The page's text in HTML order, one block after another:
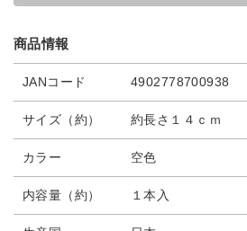
商品情報
JANコード 4902778700938
サイズ（約） 約長さ１４ｃｍ
カラー 空色
内容量（約） １本入